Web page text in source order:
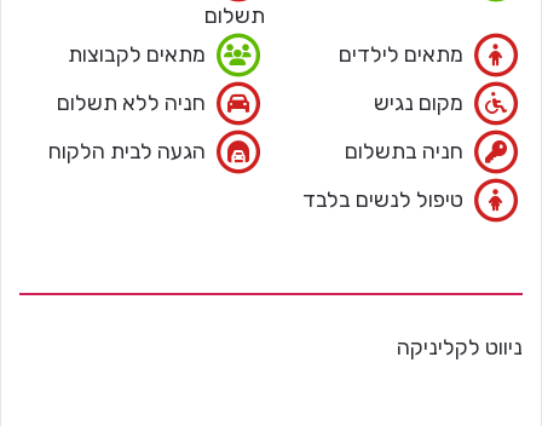
תשלום
מתאים לילדים
מתאים לקבוצות
מקום נגיש
חניה ללא תשלום
חניה בתשלום
הגעה לבית הלקוח
טיפול לנשים בלבד
ניווט לקליניקה